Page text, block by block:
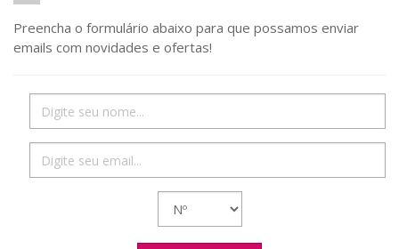
Preencha o formulário abaixo para que possamos enviar
emails com novidades e ofertas!